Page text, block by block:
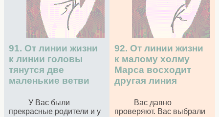
91. От линии жизни
к линии головы
тянутся две
маленькие ветви
У Вас были
прекрасные родители и у
92. От линии жизни
к малому холму
Марса восходит
другая линия
Вас давно
проверяют. Вас выбрали